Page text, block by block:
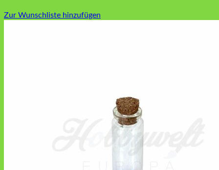
Zur Wunschliste hinzufügen